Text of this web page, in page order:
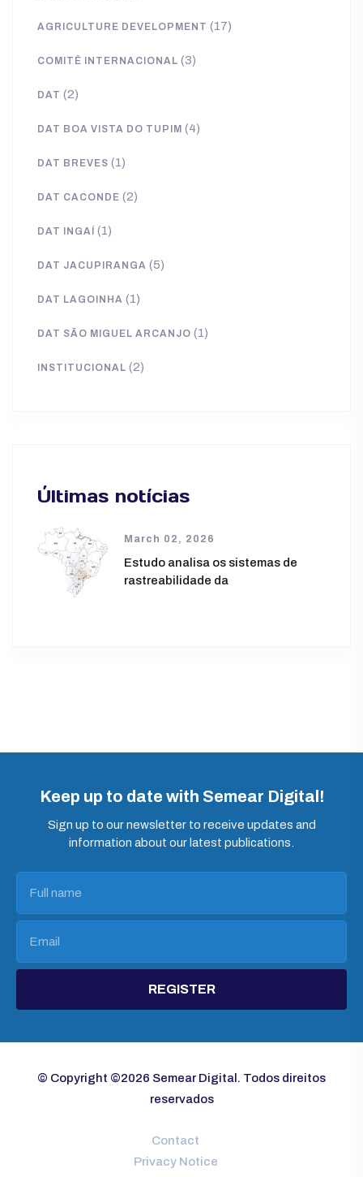
AGRICULTURE DEVELOPMENT (17)
COMITÊ INTERNACIONAL (3)
DAT (2)
DAT BOA VISTA DO TUPIM (4)
DAT BREVES (1)
DAT CACONDE (2)
DAT INGAÍ (1)
DAT JACUPIRANGA (5)
DAT LAGOINHA (1)
DAT SÃO MIGUEL ARCANJO (1)
INSTITUCIONAL (2)
Últimas notícias
March 02, 2026
Estudo analisa os sistemas de
rastreabilidade da
Keep up to date with Semear Digital!
Sign up to our newsletter to receive updates and
information about our latest publications.
REGISTER
© Copyright ©2026 Semear Digital. Todos direitos
reservados
Contact
Privacy Notice